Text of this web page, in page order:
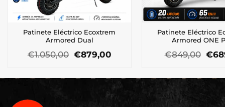
Patinete Eléctrico Ecoxtrem
Armored Dual
€1.050,00 El
precio
era:
€1.050,00.
€879,00El
es:
€879,00.
Patinete Eléctrico
Armored ONE
€849,00 El
era:
€